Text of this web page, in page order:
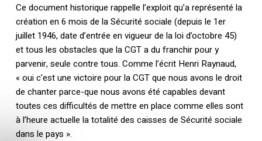
Ce document historique rappelle l’exploit qu’a représenté la
création en 6 mois de la Sécurité sociale (depuis le 1er
juillet 1946, date d’entrée en vigueur de la loi d’octobre 45)
et tous les obstacles que la CGT a du franchir pour y
parvenir, seule contre tous. Comme l’écrit Henri Raynaud,
« oui c’est une victoire pour la CGT que nous avons le droit
de chanter parce-que nous avons été capables devant
toutes ces difficultés de mettre en place comme elles sont
à l’heure actuelle la totalité des caisses de Sécurité sociale
dans le pays ».